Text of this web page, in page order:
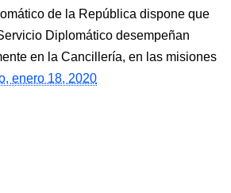
de la República dispone que
Diplomático desempeñan
en la Cancillería, en las misiones
enero 18, 2020